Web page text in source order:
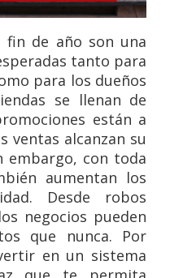
fin de año son una
tanto para
para los dueños
se llenan de
están a
ventas alcanzan su
embargo, con toda
aumentan los
Desde robos
negocios pueden
que nunca. Por
en un sistema